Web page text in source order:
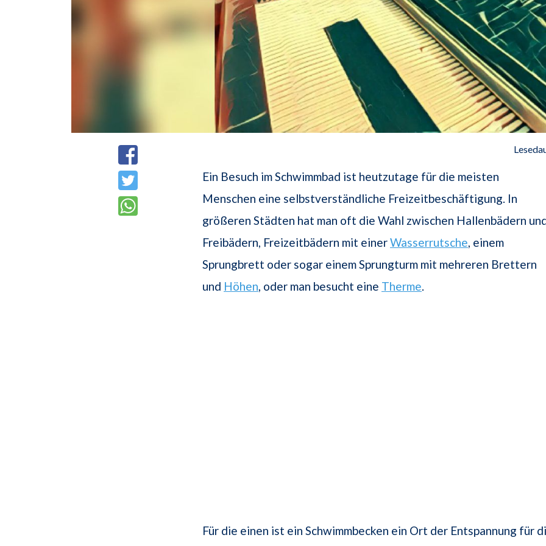
Ein Besuch im Schwimmbad ist heutzutage für die meisten
Menschen eine selbstverständliche Freizeitbeschäftigung. In
größeren Städten hat man oft die Wahl zwischen Hallenbädern
Freibädern, Freizeitbädern mit einerWasserrutsche, einem
Sprungbrett oder sogar einem Sprungturm mit mehreren Brettern
und Höhen, oder man besucht eine Therme.
Für die einen ist ein Schwimmbecken ein Ort der Entspannung für